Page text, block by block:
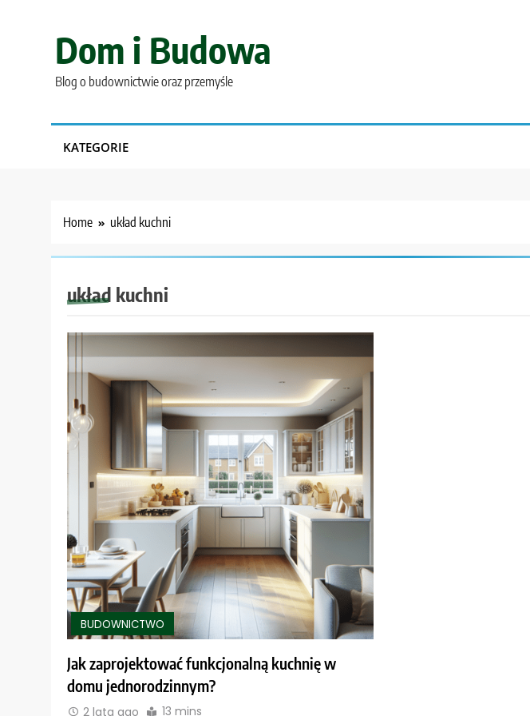
Dom i Budowa
Blog o budownictwie oraz przemyśle
KATEGORIE
Home układ kuchni
układ kuchni
BUDOWNICTWO
Jak zaprojektować funkcjonalną kuchnię w
domu jednorodzinnym?
2 lata ago 13 mins